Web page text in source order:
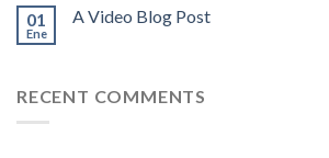
01
Ene
A Video Blog Post
RECENT COMMENTS